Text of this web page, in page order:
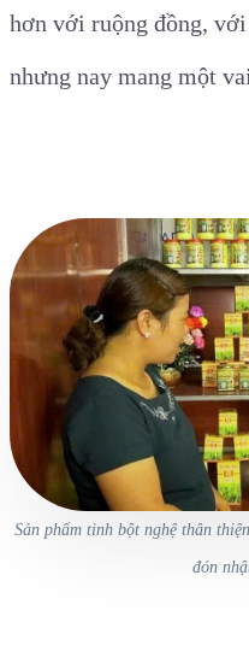
hơn với ruộng đồng,
nhưng nay mang một
Sản phẩm tinh bột nghệ thân
đón